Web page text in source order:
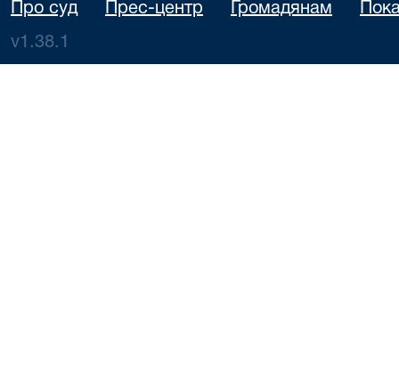
Про суд Прес-центр Громадянам
v1.38.1